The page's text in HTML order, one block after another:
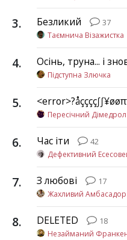
3. Безликий
37
Таємнича Візажистка
4. Осінь, труна... і
Підступна Злючка
5.
Пересічний Дімедрол
6. Час іти 42
Дефективний
7. З любові 17
Жахливий Амбасадор
8. DELETED 18
Незайманий